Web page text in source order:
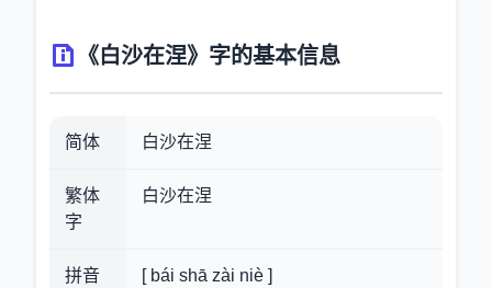
《白沙在涅》字的基本信息
简体 白沙在涅
繁体
字
白沙在涅
拼音 [ bái shā zài niè ]